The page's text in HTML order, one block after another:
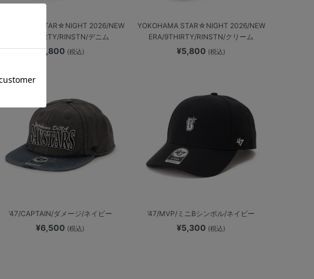
YOKOHAMA STAR☆NIGHT 2026/NEW
ERA/9THIRTY/RINSTN/デニム
¥5,800 (税込)
YOKOHAMA STAR☆NIGHT 2026/NEW
ERA/9THIRTY/RINSTN/クリーム
¥5,800 (税込)
’47/CAPTAIN/ダメージ/ネイビー
¥6,500 (税込)
’47/MVP/ミニBシンボル/ネイビー
¥5,300 (税込)